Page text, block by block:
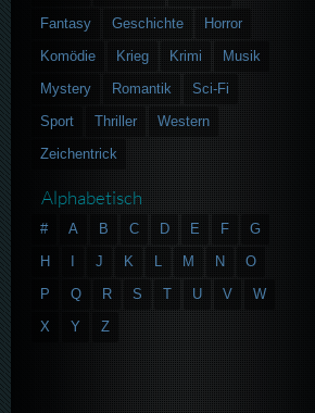
Fantasy
Geschichte
Horror
Komödie
Krieg Krimi
Musik
Mystery
Romantik
Sci-Fi
Sport
Thriller
Western
Zeichentrick
Alphabetisch
# A B C D E F
G
H
J K L M N
O
P
Q R S T U V
W
X
Y Z